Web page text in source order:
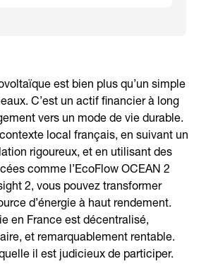
est bien plus qu’un simple
C’est un actif financier à long
vers un mode de vie durable.
local français, en suivant un
rigoureux, et en utilisant des
comme l’EcoFlow OCEAN 2
2, vous pouvez transformer
d’énergie à haut rendement.
en France est décentralisé,
et remarquablement rentable.
il est judicieux de participer.